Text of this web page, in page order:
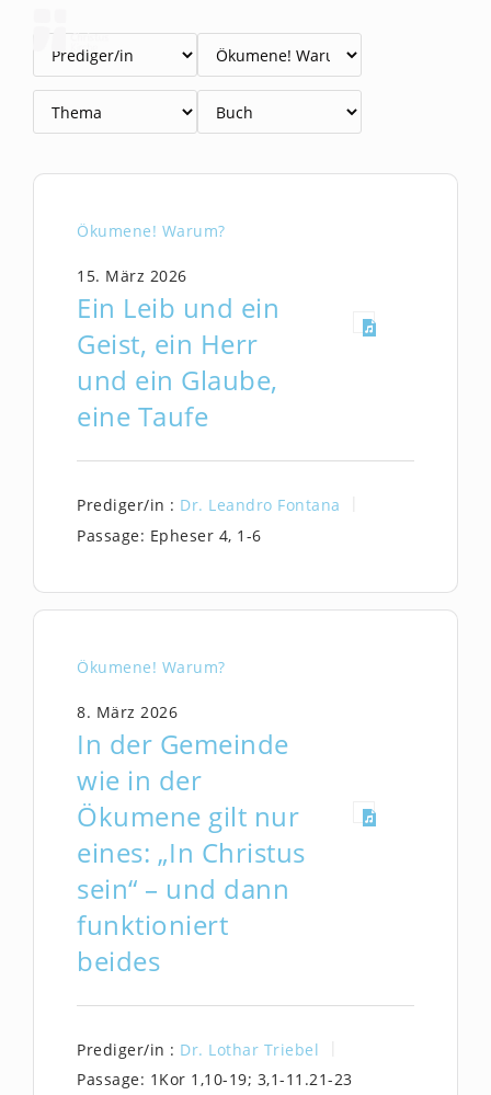
springen
Ökumene! Warum?
Ein Leib und ein
Geist, ein Herr
und ein Glaube,
eine Taufe
15. März 2026
Prediger/in : Dr. Leandro Fontana
Passage: Epheser 4, 1-6
Ökumene! Warum?
In der Gemeinde
wie in der
Ökumene gilt nur
eines: „In Christus
sein“ – und dann
funktioniert
beides
8. März 2026
Prediger/in : Dr. Lothar Triebel
Passage: 1Kor 1,10-19; 3,1-11.21-23